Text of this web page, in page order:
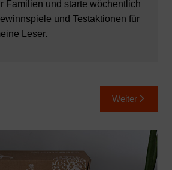
Familien und starte wöchentlich
und Testaktionen für
Leser.
Weiter